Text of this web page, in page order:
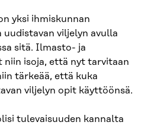
yksi ihmiskunnan
uudistavan viljelyn avulla
sitä. Ilmasto- ja
isoja, että nyt tarvitaan
tärkeää, että kuka
viljelyn opit käyttöönsä.
tulevaisuuden kannalta